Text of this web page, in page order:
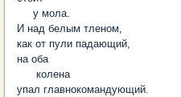
у мола.
И над белым тленом,
как от пули падающий,
на оба
колена
упал главнокомандующий.